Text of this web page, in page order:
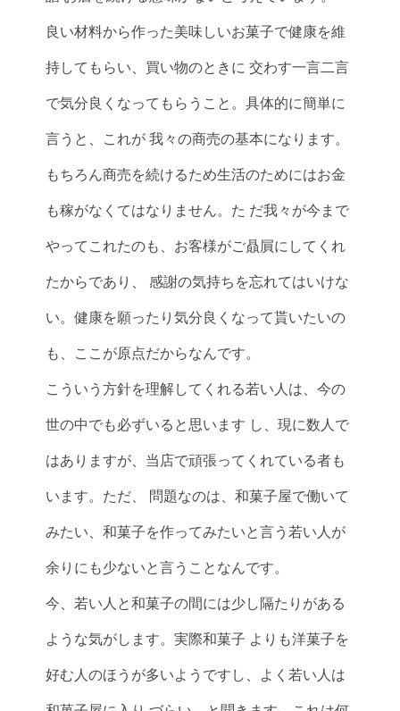
良い材料から作った美味しいお菓子で健康を維
持してもらい、買い物のときに 交わす一言二言
で気分良くなってもらうこと。具体的に簡単に
言うと、これが 我々の商売の基本になります。
もちろん商売を続けるため生活のためにはお金
も稼がなくてはなりません。た だ我々が今まで
やってこれたのも、お客様がご贔屓にしてくれ
たからであり、 感謝の気持ちを忘れてはいけな
い。健康を願ったり気分良くなって貰いたいの
も、ここが原点だからなんです。
こういう方針を理解してくれる若い人は、今の
世の中でも必ずいると思います し、現に数人で
はありますが、当店で頑張ってくれている者も
います。ただ、 問題なのは、和菓子屋で働いて
みたい、和菓子を作ってみたいと言う若い人が
余りにも少ないと言うことなんです。
今、若い人と和菓子の間には少し隔たりがある
ような気がします。実際和菓子 よりも洋菓子を
好む人のほうが多いようですし、よく若い人は